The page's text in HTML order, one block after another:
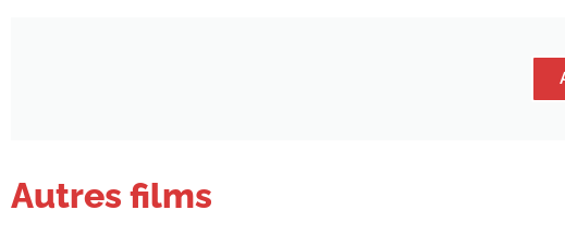
Autres films